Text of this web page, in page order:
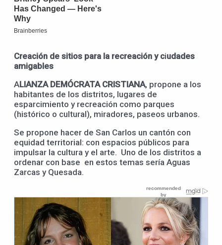
Creación de sitios para la recreación y ciudades
amigables
ALIANZA DEMÓCRATA CRISTIANA, propone a los
habitantes de los distritos, lugares de
esparcimiento y recreación como parques
(histórico o cultural), miradores, paseos urbanos.
Se propone hacer de San Carlos un cantón con
equidad territorial: con espacios públicos para
impulsar la cultura y el arte. Uno de los distritos a
ordenar con base en estos temas sería Aguas
Zarcas y Quesada.